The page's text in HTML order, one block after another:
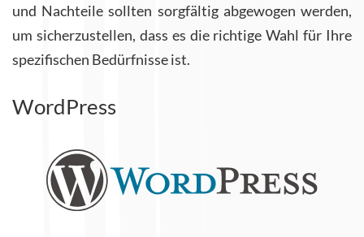
und Nachteile sollten sorgfältig abgewogen werden,
um sicherzustellen, dass es die richtige Wahl für Ihre
spezifischen Bedürfnisse ist.
WordPress